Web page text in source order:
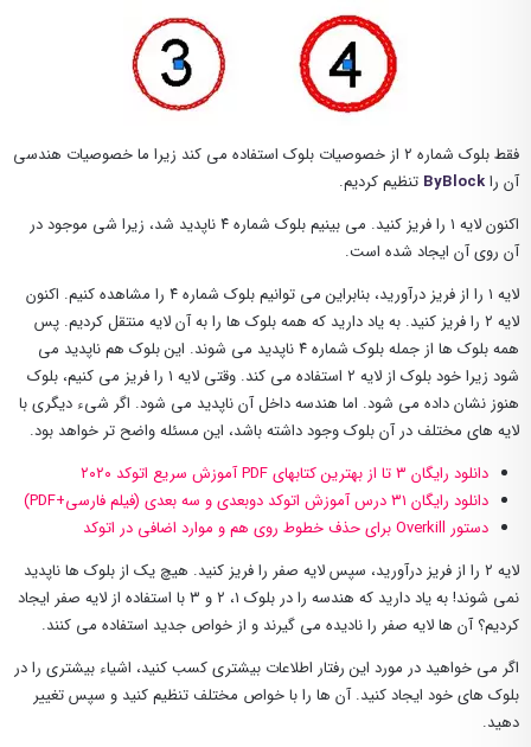
فقط بلوک شماره ۲ از خصوصیات بلوک استفاده می کند زیرا ما خصوصیات هندسی
آن راByBlock تنظیم کردیم.
اکنون لایه ۱ را فریز کنید. می بینیم بلوک شماره ۴ ناپدید شد، زیرا شی موجود در
آن روی آن ایجاد شده است.
لایه ۱ را از فریز درآورید، بنابراین می توانیم بلوک شماره ۴ را مشاهده کنیم. اکنون
لایه ۲ را فریز کنید. به یاد دارید که همه بلوک ها را به آن لایه منتقل کردیم. پس
همه بلوک ها از جمله بلوک شماره ۴ ناپدید می شوند. این بلوک هم ناپدید می
شود زیرا خود بلوک از لایه ۲ استفاده می کند. وقتی لایه ۱ را فریز می کنیم، بلوک
هنوز نشان داده می شود. اما هندسه داخل آن ناپدید می شود. اگر شیء دیگری با
لایه های مختلف در آن بلوک وجود داشته باشد، این مسئله واضح تر خواهد بود.
دانلود رایگان ۳ تا از بهترین کتابهای PDF آموزش سریع اتوکد ۲۰۲۰
دانلود رایگان ۳۱ درس آموزش اتوکد دوبعدی و سه بعدی (فیلم فارسی+PDF)
دستور Overkill برای حذف خطوط روی هم و موارد اضافی در اتوکد
لایه ۲ را از فریز درآورید، سپس لایه صفر را فریز کنید. هیچ یک از بلوک ها ناپدید
نمی شوند! به یاد دارید که هندسه را در بلوک ۱، ۲ و ۳ با استفاده از لایه صفر ایجاد
کردیم؟ آن ها لایه صفر را نادیده می گیرند و از خواص جدید استفاده می کنند.
اگر می خواهید در مورد این رفتار اطلاعات بیشتری کسب کنید، اشیاء بیشتری را در
بلوک های خود ایجاد کنید. آن ها را با خواص مختلف تنظیم کنید و سپس تغییر
دهید.